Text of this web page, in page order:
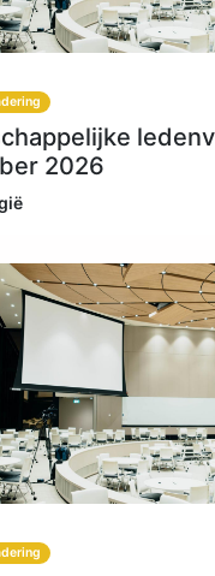
2026